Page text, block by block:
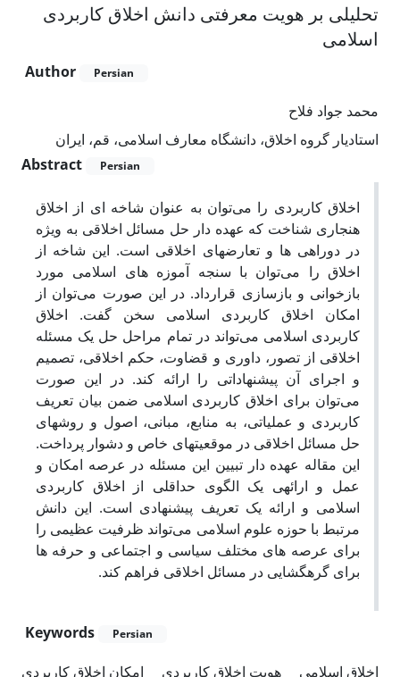
تحلیلی بر هویت معرفتی دانش اخلاق کاربردی
اسلامی
Author Persian
محمد جواد فلاح
استادیار گروه اخلاق، دانشگاه معارف اسلامی، قم، ایران
Abstract
Persian
اخلاق کاربردی را می‌توان به عنوان شاخه­ ای از اخلاق
هنجاری شناخت که عهده­ دار حل مسائل اخلاقی به­ ویژه
در دوراهی­ ها و تعارض­های اخلاقی است. این شاخه از
اخلاق را می‌توان با سنجه­ آموزه ­های اسلامی مورد
بازخوانی و بازسازی قرارداد. در این صورت می‌توان از
امکان اخلاق کاربردی اسلامی سخن گفت. اخلاق
کاربردی اسلامی می‌تواند در تمام مراحل حل یک مسئله
اخلاقی از تصور، داوری و قضاوت، حکم اخلاقی، تصمیم
و اجرای آن پیشنهاداتی را ارائه کند. در این صورت
می‌توان برای اخلاق کاربردی اسلامی ضمن بیان تعریف
کاربردی و عملیاتی، به منابع، مبانی، اصول و روش­های
حل مسائل اخلاقی در موقعیت­های خاص و دشوار پرداخت.
این مقاله عهده­ دار تبیین این مسئله در عرصه­ امکان و
عمل و ارائه­ی یک الگوی حداقلی از اخلاق کاربردی
اسلامی و ارائه­ یک تعریف پیشنهادی است. این دانش
مرتبط با حوزه علوم اسلامی می‌تواند ظرفیت عظیمی را
برای عرصه های مختلف سیاسی و اجتماعی و حرفه­ ها
برای گره­گشایی در مسائل اخلاقی فراهم کند.
Keywords Persian
اخلاق اسلامی هویت اخلاق کاربردی
امکان اخلاق کاربردی